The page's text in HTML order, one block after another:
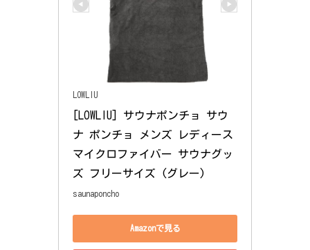
LOWLIU
[LOWLIU] サウナポンチョ サウ
ナ ポンチョ メンズ レディース
マイクロファイバー サウナグッ
ズ フリーサイズ (グレー)
saunaponcho
Amazonで見る